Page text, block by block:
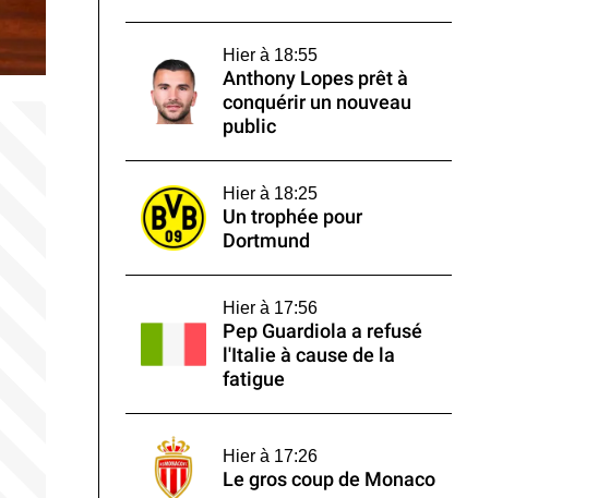
Hier à 18:55
Anthony Lopes prêt à
conquérir un nouveau
public
Hier à 18:25
Un trophée pour
Dortmund
Hier à 17:56
Pep Guardiola a refusé
l'Italie à cause de la
fatigue
Hier à 17:26
Le gros coup de Monaco